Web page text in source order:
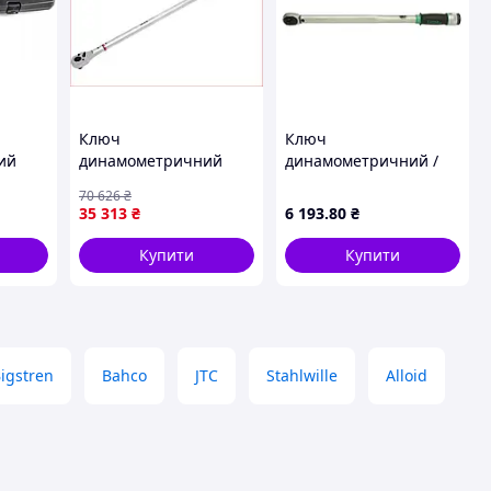
Ключ
динамометричний
800 Нм для точного
затягування нарізних
з'єднань
35 313 ₴
70 626₴
Купити
Ключ
динамометричний /
діапазон моментів: 70-
350 нм, довжина: 64,5
см TOPTUL
6 193.80 ₴
Купити
Bahco JTC Stahlwille Alloid